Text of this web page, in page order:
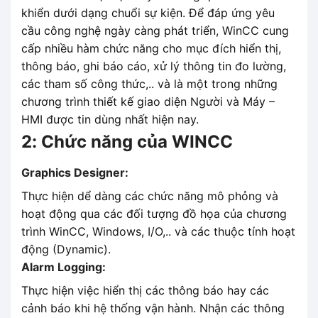
khiển dưới dạng chuổi sự kiện. Để đáp ứng yêu
cầu công nghệ ngày càng phát triển, WinCC cung
cấp nhiều hàm chức năng cho mục đích hiển thị,
thông báo, ghi báo cáo, xử lý thông tin đo lường,
các tham số công thức,.. và là một trong những
chương trình thiết kế giao diện Người và Máy –
HMI được tin dùng nhất hiện nay.
2: Chức năng của WINCC
Graphics Designer:
Thực hiện dể dàng các chức năng mô phỏng và
hoạt động qua các đối tượng đồ họa của chương
trình WinCC, Windows, I/O,.. và các thuộc tính hoạt
động (Dynamic).
Alarm Logging:
Thực hiện việc hiển thị các thông báo hay các
cảnh báo khi hệ thống vận hành. Nhận các thông